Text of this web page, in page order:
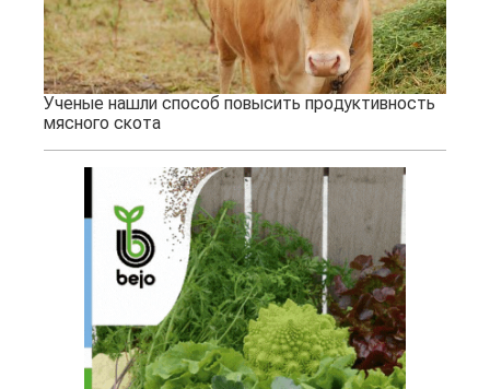
Ученые нашли способ повысить продуктивность
мясного скота